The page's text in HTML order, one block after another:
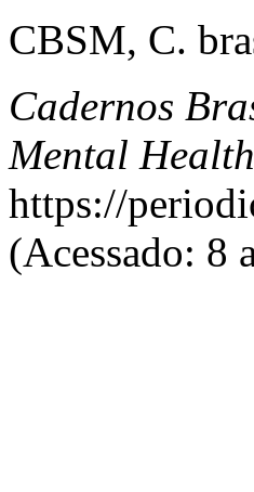
CBSM, C.
Cadernos
Mental Health
https://
(Acessado: 8